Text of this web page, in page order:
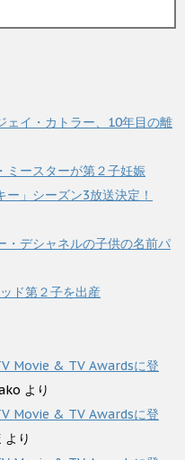
ェイ・カトラー、10年目の離
ミースターが第２子妊娠
」シーズン3放送決定！
・デシャネルの子供の名前パ
ド第２子を出産
Movie & TV Awardsに登
より
Movie & TV Awardsに登
より